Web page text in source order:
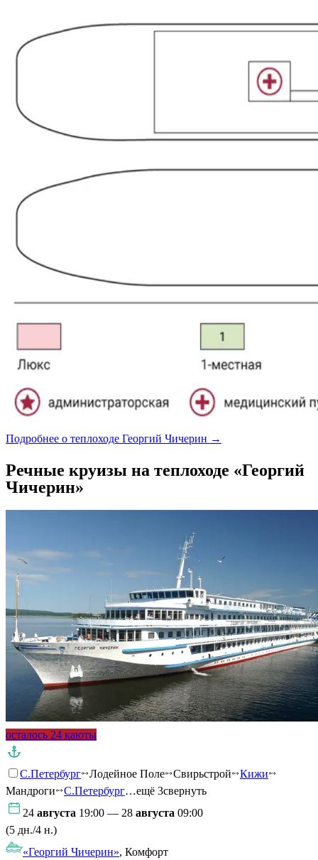
Подробнее о теплоходе Георгий Чичерин →
Речные круизы на теплоходе «Георгий
Чичерин»
осталось 24 каюты
С.Петербург Лодейное Поле Свирьстрой
Кижи
Мандроги
С.Петербург…ещё 3свернуть
24 августа 19:00 — 28 августа 09:00
(5 дн./4 н.)
«Георгий Чичерин», Комфорт